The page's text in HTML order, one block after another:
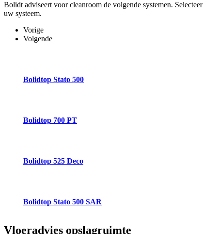
Bolidt adviseert voor cleanroom de volgende systemen. Selecteer
uw systeem.
Vorige
Volgende
Bolidtop Stato 500
Bolidtop 700 PT
Bolidtop 525 Deco
Bolidtop Stato 500 SAR
Vloeradvies opslagruimte